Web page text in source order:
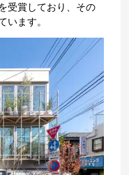
受賞しており、その
います。